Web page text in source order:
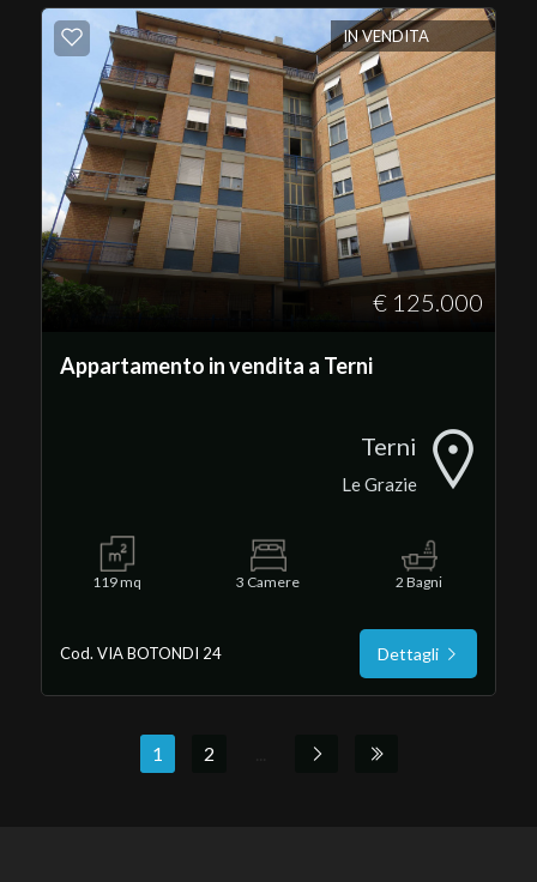
IN VENDITA
€ 125.000
Appartamento in vendita a Terni
Terni
Le Grazie
119 mq 3 Camere 2 Bagni
Cod. VIA BOTONDI 24 Dettagli
1 2